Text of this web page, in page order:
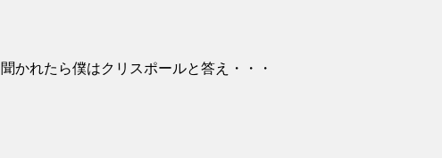
かれたら僕はクリスポールと答え・・・